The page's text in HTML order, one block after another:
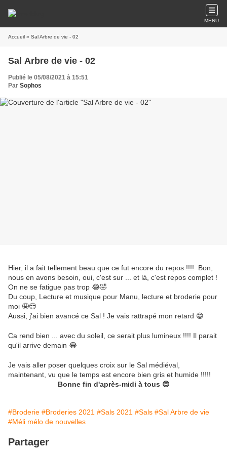
MENU
Accueil » Sal Arbre de vie - 02
Sal Arbre de vie - 02
Publié le 05/08/2021 à 15:51
Par Sophos
Hier, il a fait tellement beau que ce fut encore du repos !!!! Bon,
nous en avons besoin, oui, c'est sur ... et là, c'est repos complet !
On ne se fatigue pas trop 😂🤣
Du coup, Lecture et musique pour Manu, lecture et broderie pour
moi 🤩😎
Aussi, j'ai bien avancé ce Sal ! Je vais rattrapé mon retard 😁
Ca rend bien ... avec du soleil, ce serait plus lumineux !!!! Il parait
qu'il arrive demain 😂
Je vais aller poser quelques croix sur le Sal médiéval,
maintenant, vu que le temps est encore bien gris et humide !!!!!
Bonne fin d'après-midi à tous 😍
#Broderie #Broderies 2021 #Sals 2021 #Sals #Sal Arbre de vie
#Méli mélo de nouvelles
Partager